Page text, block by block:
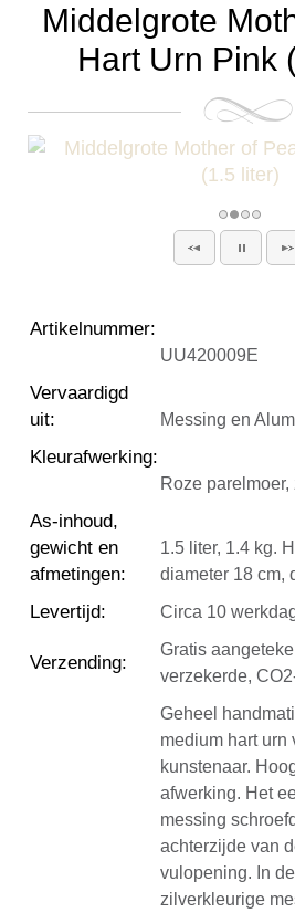
Middelgrote
Hart Urn Pink
Artikelnummer:
UU420009E
Vervaardigd
uit: Messing en
Kleurafwerking:
Roze
As-inhoud,
gewicht en
afmetingen:
1.5 liter, 1.4 kg.
diameter 18 cm,
Levertijd: Circa 10
Verzending:
Gratis
verzekerde,
Geheel
medium hart urn
kunstenaar.
afwerking. Het
messing
achterzijde van
vulopening. In
zilverkleurige